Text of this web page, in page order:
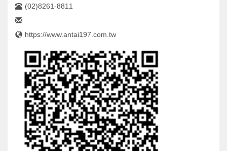
(02)8261-8811
https://www.antai197.com.tw